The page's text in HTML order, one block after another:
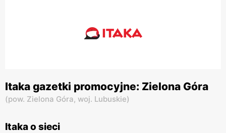
Itaka gazetki promocyjne: Zielona Góra
(pow. Zielona Góra, woj. Lubuskie)
Itaka o sieci